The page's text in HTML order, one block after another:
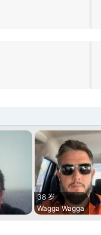
38 岁
Wagga Wagga